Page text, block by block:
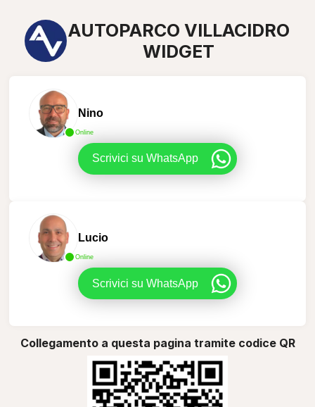
AUTOPARCO VILLACIDRO
WIDGET
Online
Nino
Scrivici su WhatsApp
Online
Lucio
Scrivici su WhatsApp
Collegamento a questa pagina tramite codice QR